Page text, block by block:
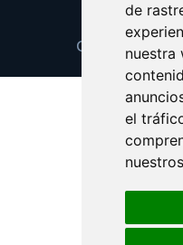
de
nuestra
el
Update
Copyright ©